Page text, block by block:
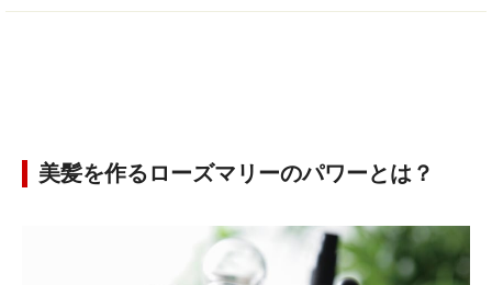
美髪を作るローズマリーのパワーとは？